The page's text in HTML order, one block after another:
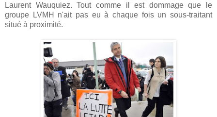
Laurent Wauquiez. Tout comme il est dommage que le
groupe LVMH n'ait pas eu à chaque fois un sous-traitant
situé à proximité.